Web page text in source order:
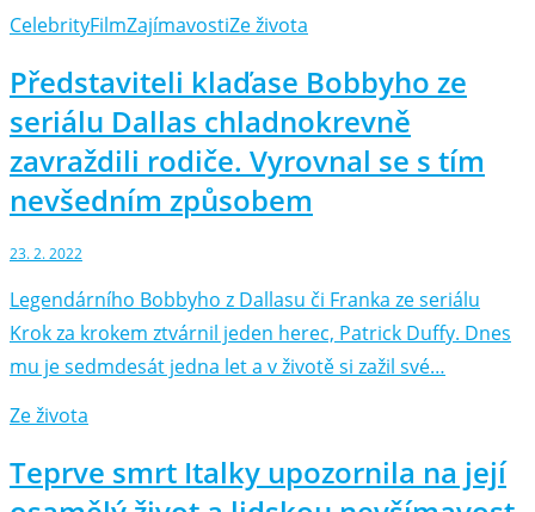
CelebrityFilmZajímavostiZe života
Představiteli klaďase Bobbyho ze
seriálu Dallas chladnokrevně
zavraždili rodiče. Vyrovnal se s tím
nevšedním způsobem
23. 2. 2022
Legendárního Bobbyho z Dallasu či Franka ze seriálu
Krok za krokem ztvárnil jeden herec, Patrick Duffy. Dnes
mu je sedmdesát jedna let a v životě si zažil své…
Ze života
Teprve smrt Italky upozornila na její